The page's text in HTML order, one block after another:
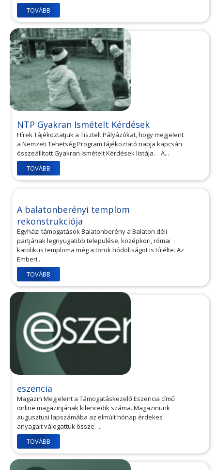
TOVÁBB
NTP Gyakran Ismételt Kérdések
Hírek Tájékoztatjuk a Tisztelt Pályázókat, hogy megjelent
a Nemzeti Tehetség Program tájékoztató napja kapcsán
összeállított Gyakran Ismételt Kérdések listája. A...
TOVÁBB
A balatonberényi templom
rekonstrukciója
Egyházi támogatások Balatonberény a Balaton déli
partjának legnyugatibb települése, középkori, római
katolikus temploma még a török hódoltságot is túlélte. Az
Emberi...
TOVÁBB
eszencia
Magazin Megjelent a Támogatáskezelő Eszencia című
online magazinjának kilencedik száma. Magazinunk
augusztusi lapszámába az elmúlt hónap érdekes
anyagait válogattuk össze. ...
TOVÁBB